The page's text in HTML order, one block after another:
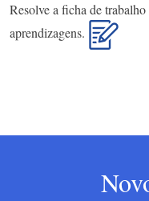
Resolve a ficha de
aprendizagens.